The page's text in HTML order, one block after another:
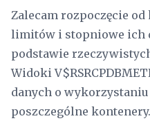
Zalecam rozpoczęcie
limitów i stopniowe ich
podstawie
Widoki
danych o
poszczególne kontenery.